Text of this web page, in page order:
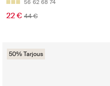
56 62 68 74
22 € 44 €
50% Tarjous